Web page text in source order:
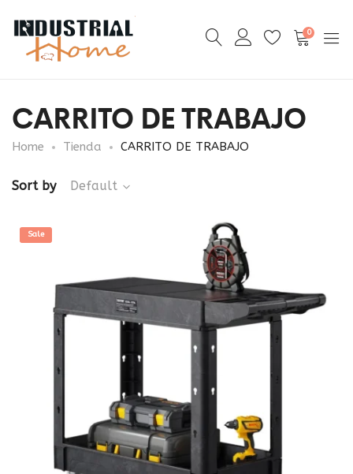
0
CARRITO DE TRABAJO
Home Tienda CARRITO DE TRABAJO
Sort by Default
Sale